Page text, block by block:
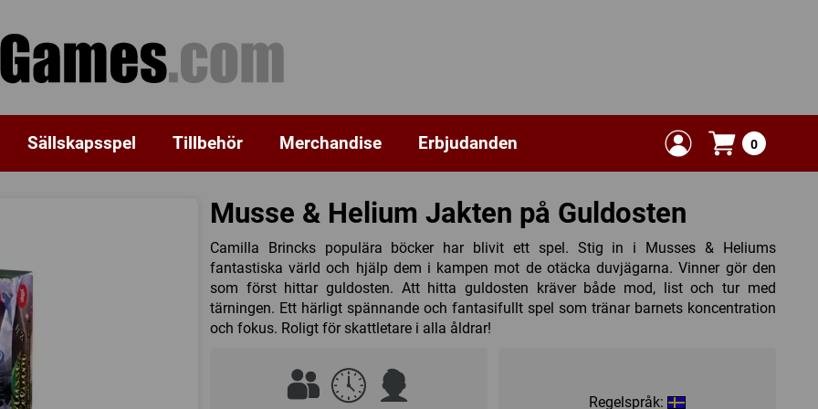
Sällskapsspel Tillbehör Merchandise Erbjudanden 0
Musse & Helium Jakten på Guldosten
Camilla Brincks populära böcker har blivit ett spel. Stig in i Musses & Heliums
fantastiska värld och hjälp dem i kampen mot de otäcka duvjägarna. Vinner gör den
som först hittar guldosten. Att hitta guldosten kräver både mod, list och tur med
tärningen. Ett härligt spännande och fantasifullt spel som tränar barnets koncentration
och fokus. Roligt för skattletare i alla åldrar!
Regelspråk: